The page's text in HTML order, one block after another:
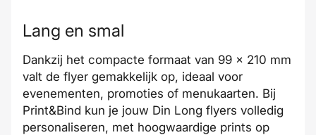
Lang en smal
Dankzij het compacte formaat van 99 x 210 mm
valt de flyer gemakkelijk op, ideaal voor
evenementen, promoties of menukaarten. Bij
Print&Bind kun je jouw Din Long flyers volledig
personaliseren, met hoogwaardige prints op